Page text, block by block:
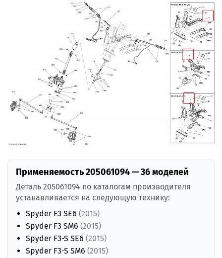
Применяемость 205061094 — 36 моделей
Деталь 205061094 по каталогам производителя
устанавливается на следующую технику:
Spyder F3 SE6 (2015)
Spyder F3 SM6 (2015)
Spyder F3-S SE6 (2015)
Spyder F3-S SM6 (2015)